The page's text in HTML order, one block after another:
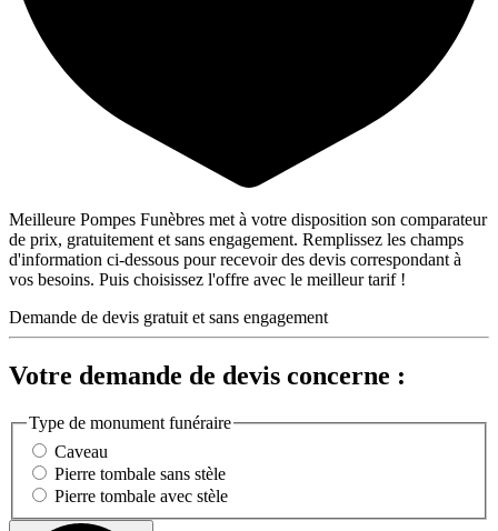
Meilleure Pompes Funèbres met à votre disposition son comparateur
de prix, gratuitement et sans engagement. Remplissez les champs
d'information ci-dessous pour recevoir des devis correspondant à
vos besoins. Puis choisissez l'offre avec le meilleur tarif !
Demande de devis gratuit et sans engagement
Votre demande de devis concerne :
Type de monument funéraire
Caveau
Pierre tombale sans stèle
Pierre tombale avec stèle